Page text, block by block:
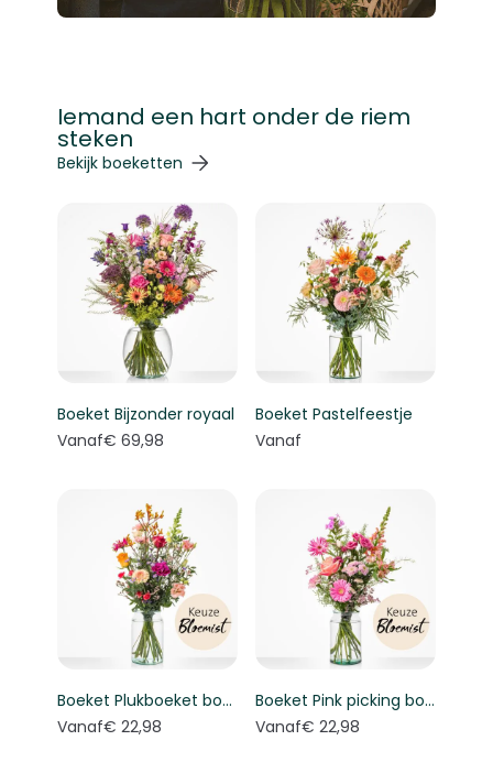
Iemand een hart onder de riem
steken
Navigeren door de elementen van de carrousel is
Druk om carrousel over te slaan
Bekijk boeketten
Boeket Bijzonder royaal
Vanaf€ 69,98
Boeket Pastelfeestje
Vanaf
Boeket Plukboeket bont - Keuze bloemist
Vanaf€ 22,98
Boeket Pink picking bouquet - Florist's choice
Vanaf€ 22,98